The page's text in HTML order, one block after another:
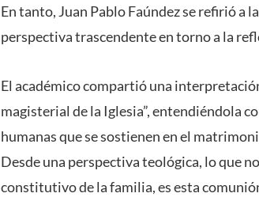
En tanto, Juan Pablo Faúndez se refirió a
perspectiva trascendente en torno a la
El académico compartió una
magisterial de la Iglesia”, entendiéndola
humanas que se sostienen en el
Desde una perspectiva teológica, lo que
constitutivo de la familia, es esta